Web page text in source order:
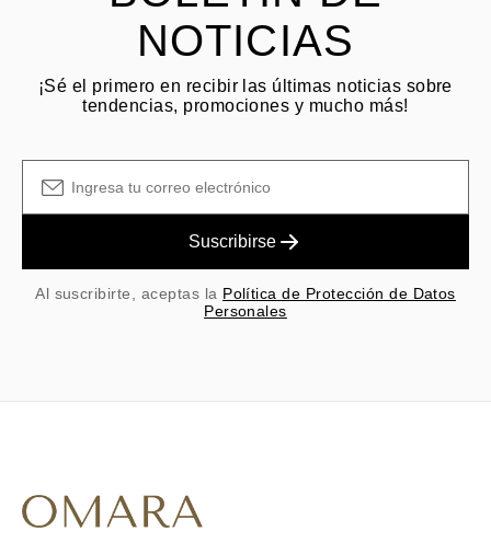
NOTICIAS
¡Sé el primero en recibir las últimas noticias sobre
tendencias, promociones y mucho más!
Suscribirse
Al suscribirte, aceptas la Política de Protección de Datos
Personales